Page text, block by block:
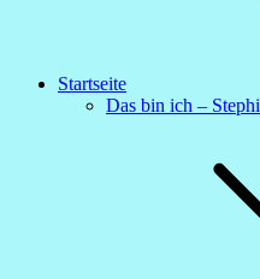
Startseite
Das bin ich – Stephi